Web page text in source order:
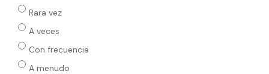
Rara vez
A veces
Con frecuencia
A menudo